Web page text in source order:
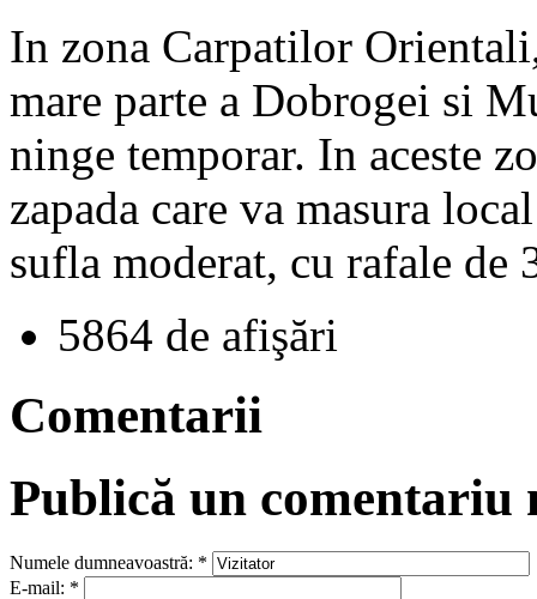
In zona Carpatilor
mare parte a Dobrogei si
ninge temporar. In aceste
zapada care va masura
sufla moderat, cu rafale
5864 de afişări
Comentarii
Publică un comentariu
Numele dumneavoastră: *
E-mail: *